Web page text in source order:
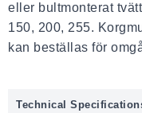
eller bultmonterat
150, 200, 255.
kan beställas för
Technical